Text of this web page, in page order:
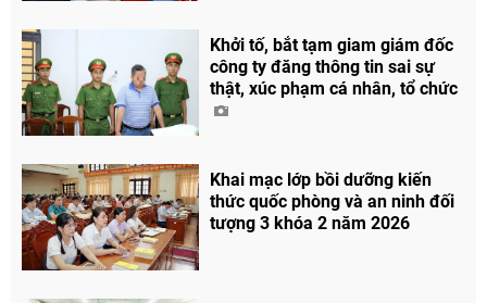
Khởi tố, bắt tạm giam giám đốc
công ty đăng thông tin sai sự
thật, xúc phạm cá nhân, tổ chức
Khai mạc lớp bồi dưỡng kiến
thức quốc phòng và an ninh đối
tượng 3 khóa 2 năm 2026